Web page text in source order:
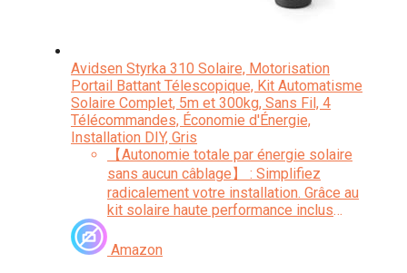
Avidsen Styrka 310 Solaire, Motorisation
Portail Battant Télescopique, Kit Automatisme
Solaire Complet, 5m et 300kg, Sans Fil, 4
Télécommandes, Économie d'Énergie,
Installation DIY, Gris
【Autonomie totale par énergie solaire
sans aucun câblage】 : Simplifiez
radicalement votre installation. Grâce au
kit solaire haute performance inclus
mAh), ce moteur fonctionne de manière
100% autonome. Vous n'avez plus besoin
Amazon